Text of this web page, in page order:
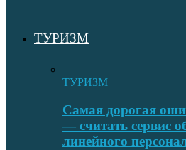
ТУРИЗМ
ТУРИЗМ
Самая дорогая
— считать сервис
линейного